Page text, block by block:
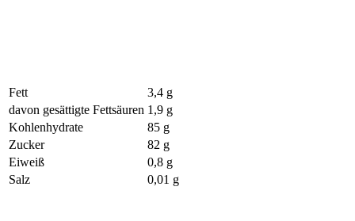
Fett
3,4 g
davon gesättigte Fettsäuren 1,9 g
Kohlenhydrate
85 g
Zucker
82 g
Eiweiß
0,8 g
Salz
0,01 g